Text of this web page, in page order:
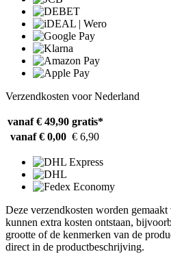
Verzendkosten voor Nederland
vanaf € 49,90 gratis*
vanaf € 0,00 € 6,90
Deze verzendkosten worden
kunnen extra kosten ontstaan,
grootte of de kenmerken van de
direct in de productbeschrijving.